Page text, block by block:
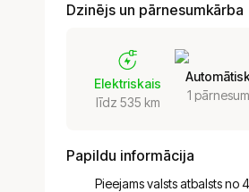
Dzinējs un pārnesumkārba
Elektriskais
līdz 535 km
1
Papildu informācija
Pieejams valsts atbalsts no